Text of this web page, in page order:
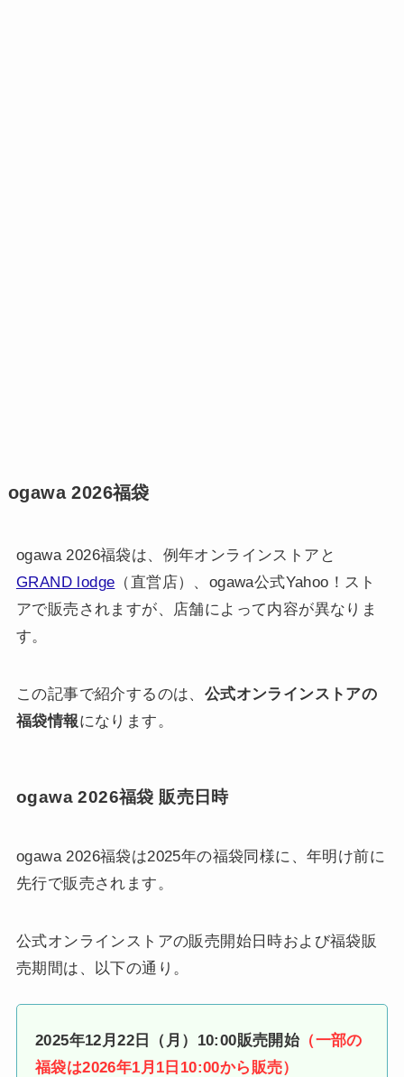
ogawa 2026福袋
ogawa 2026福袋は、例年オンラインストアと
GRAND lodge （直営店）、ogawa公式Yahoo！スト
アで販売されますが、店舗によって内容が異なりま
す。
この記事で紹介するのは、 公式オンラインストアの
福袋情報になります。
ogawa 2026福袋 販売日時
ogawa 2026福袋は2025年の福袋同様に、年明け前に
先行で販売されます。
公式オンラインストアの販売開始日時および福袋販
売期間は、以下の通り。
2025年12月22日（月）10:00販売開始 （一部の
福袋は2026年1月1日10:00から販売）